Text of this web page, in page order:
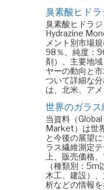
臭素酸ヒド
臭素酸ヒドラ
Hydrazine
メント別市場
98％、純度：
剤）、主要地
ヤーの動向と
ついて詳細な
は、北米、ア
世界のガラ
当資料（
Market）は世
と今後の展望
ラス繊維測定
上、販売価格
（種類別：
木工、建設）
析などの情報